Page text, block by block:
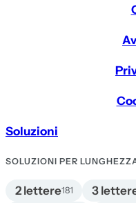
Soluzioni
SOLUZIONI PER
2 lettere181 3